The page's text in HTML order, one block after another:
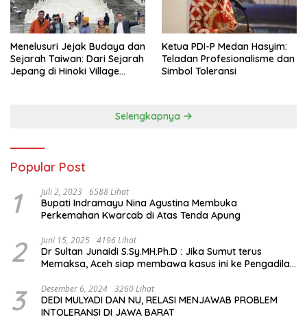
Menelusuri Jejak Budaya dan
Sejarah Taiwan: Dari Sejarah
Jepang di Hinoki Village
Ketua PDI-P Medan Hasyim:
Teladan Profesionalisme dan
Simbol Toleransi
Selengkapnya
Popular Post
1 Juli 2, 2023 6588 Lihat
Bupati Indramayu Nina Agustina Membuka
Perkemahan Kwarcab di Atas Tenda Apung
2 Juni 15, 2025 4196 Lihat
Dr Sultan Junaidi S.Sy.MH.Ph.D : Jika Sumut terus
Memaksa, Aceh siap membawa kasus ini ke Pengadilan
3 Desember 6, 2024 3260 Lihat
DEDI MULYADI DAN NU, RELASI MENJAWAB PROBLEM
INTOLERANSI DI JAWA BARAT